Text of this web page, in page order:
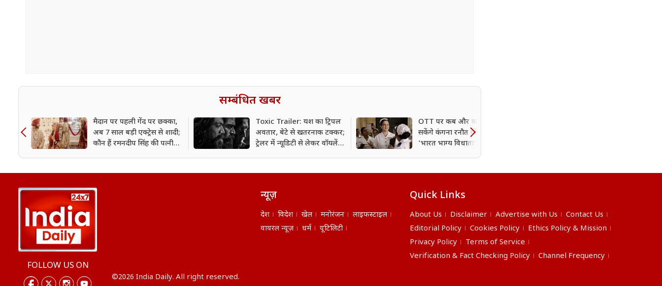
सम्बंधित खबर
मैदान पर पहली गेंद पर छक्का,
अब 7 साल बड़ी एक्ट्रेस से शादी;
कौन हैं रमनदीप सिंह की पत्नी
Toxic Trailer: यश का ट्रिपल
अवतार, बेटे से खतरनाक टक्कर;
ट्रेलर में न्यूडिटी से लेकर वॉयलेंस
OTT पर कब और कहां देख
सकेंगे कंगना रनौत की फिल्म
'भारत भाग्य विधाता'? डिटेल्स
FOLLOW US ON
न्यूज़
देश विदेश खेल मनोरंजन
लाइफस्टाइल
वायरल न्यूज़
धर्म यूटिलिटी
Quick Links
About Us Disclaimer Advertise with Us
Contact Us
Editorial Policy
Cookies Policy
Ethics Policy & Mission
Privacy Policy
Terms of Service
Verification & Fact Checking Policy
Channel Frequency
©2026 India Daily. All right reserved.